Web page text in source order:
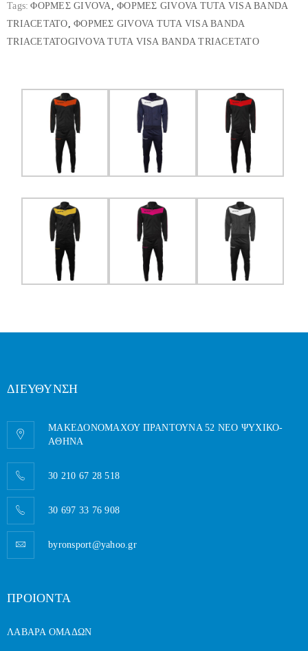
Tags: ΦΟΡΜΕΣ GIVOVA, ΦΟΡΜΕΣ GIVOVA TUTA VISA BANDA
TRIACETATO, ΦΟΡΜΕΣ GIVOVA TUTA VISA BANDA
TRIACETATOGIVOVA TUTA VISA BANDA TRIACETATO
ΔΙΕΥΘΥΝΣΗ
ΜΑΚΕΔΟΝΟΜΑΧΟΥ ΠΡΑΝΤΟΥΝΑ 52 ΝΕΟ ΨΥΧΙΚΟ-
AΘΗΝΑ
30 210 67 28 518
30 697 33 76 908
byronsport@yahoo.gr
ΠΡΟΙΟΝΤΑ
ΛΑΒΑΡΑ ΟΜΑΔΩΝ